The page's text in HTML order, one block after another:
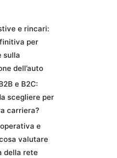
e rincari:
per
sulla
dell’auto
e B2C:
scegliere per
carriera?
e
valutare
della rete